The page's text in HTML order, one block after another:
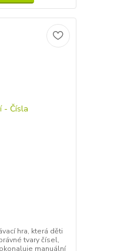
hra, která děti
tvary čísel,
manuální